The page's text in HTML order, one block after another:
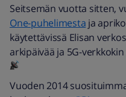
Seitsemän vuotta sitten,
One-puhelimesta ja
käytettävissä Elisan
arkipäivää ja 5G-
Vuoden 2014